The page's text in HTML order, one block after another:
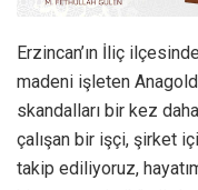
Erzincan’ın İliç
madeni işleten
skandalları bir kez
çalışan bir işçi, şirket
takip ediliyoruz,